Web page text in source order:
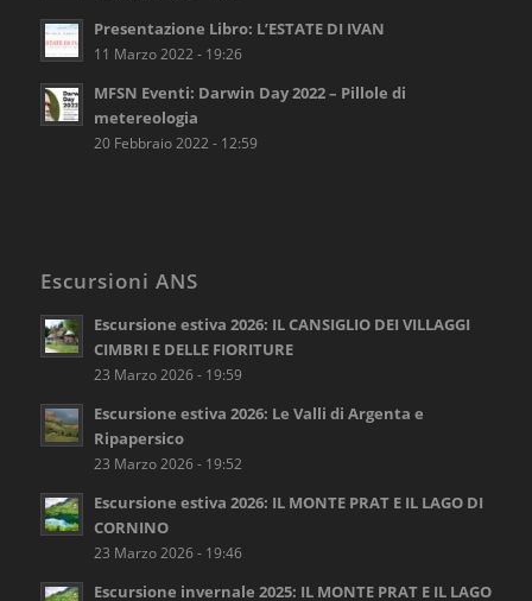
Presentazione Libro: L’ESTATE DI IVAN
11 Marzo 2022 - 19:26
MFSN Eventi: Darwin Day 2022 – Pillole di
metereologia
20 Febbraio 2022 - 12:59
Escursioni ANS
Escursione estiva 2026: IL CANSIGLIO DEI VILLAGGI
CIMBRI E DELLE FIORITURE
23 Marzo 2026 - 19:59
Escursione estiva 2026: Le Valli di Argenta e
Ripapersico
23 Marzo 2026 - 19:52
Escursione estiva 2026: IL MONTE PRAT E IL LAGO DI
CORNINO
23 Marzo 2026 - 19:46
Escursione invernale 2025: IL MONTE PRAT E IL LAGO